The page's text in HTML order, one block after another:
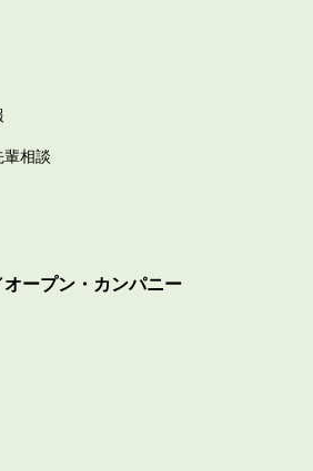
輩相談
ープン・カンパニー